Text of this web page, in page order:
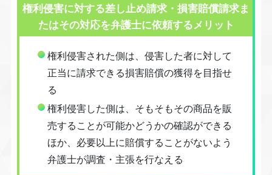
権利侵害に対する差し止め請求・損害賠償請求ま
たはその対応を弁護士に依頼するメリット
権利侵害された側は、侵害した者に対して
正当に請求できる損害賠償の獲得を目指せ
る
権利侵害した側は、そもそもその商品を販
売することが可能かどうかの確認ができる
ほか、必要以上に賠償することがないよう
弁護士が調査・主張を行なえる